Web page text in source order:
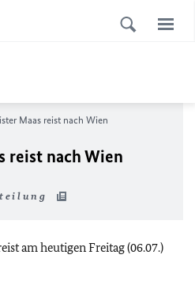
Maas reist nach Wien
reist nach Wien
am heutigen Freitag (06.07.)